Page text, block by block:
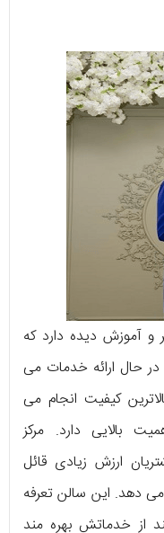
و آموزش دیده دارد که
حال ارائه خدمات می
کیفیت انجام می
بالایی دارد. مرکز
ارزش زیادی قائل
دهد. این سالن تعرفه
از خدماتش بهره مند